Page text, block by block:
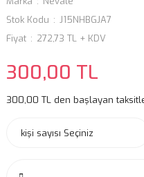
Stok Kodu
J15NHBGJA7
Fiyat
272,73 TL + KDV
300,00 TL
300,00 TL den başlayan